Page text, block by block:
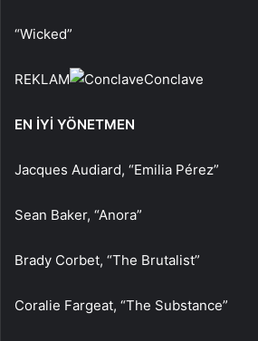
“Wicked”
REKLAM Conclave
EN İYİ YÖNETMEN
Jacques Audiard, “Emilia Pérez”
Sean Baker, “Anora”
Brady Corbet, “The Brutalist”
Coralie Fargeat, “The Substance”